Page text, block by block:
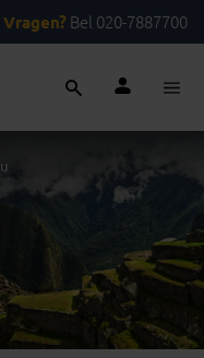
Vragen? Bel 020-7887700